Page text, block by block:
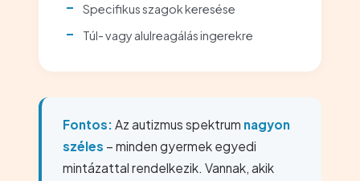
Specifikus szagok keresése
Túl- vagy alulreagálás ingerekre
Fontos: Az autizmus spektrum nagyon
széles – minden gyermek egyedi
mintázattal rendelkezik. Vannak, akik